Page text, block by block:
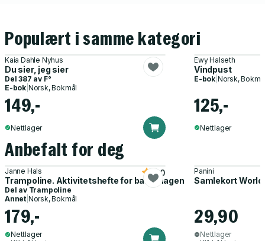
Populært i samme kategori
Kaia Dahle Nyhus
Du sier, jeg sier
Del 387 av F°
E-bok Norsk, Bokmål
149,-
Nettlager
Ewy Halseth
Vindpust
E-bok| Norsk,
125,-
Nettlager
Anbefalt for deg
Janne Hals
Trampoline. Aktivitetshefte for barnehagen
5.0
Del av Trampoline
Annet Norsk, Bokmål
179,-
Nettlager
Panini
Samlekort
29,90
Nettlager